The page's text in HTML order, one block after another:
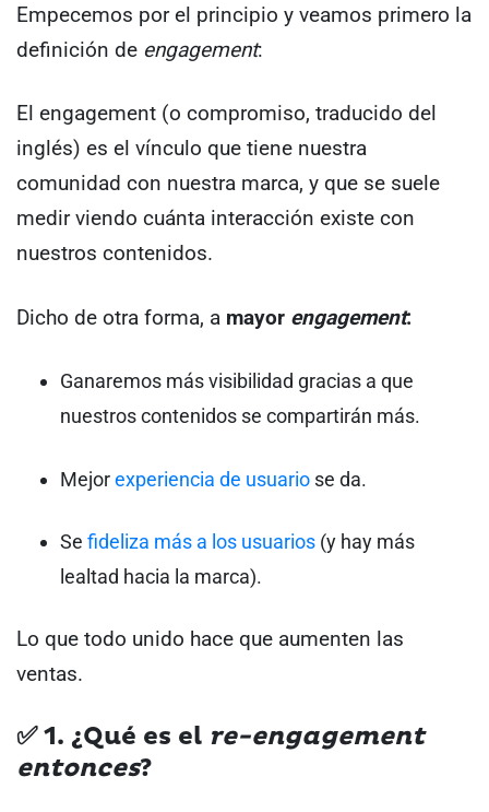
Empecemos por el principio y veamos primero la
definición de engagement:
El engagement (o compromiso, traducido del
inglés) es el vínculo que tiene nuestra
comunidad con nuestra marca, y que se suele
medir viendo cuánta interacción existe con
nuestros contenidos.
Dicho de otra forma, a mayor engagement:
Ganaremos más visibilidad gracias a que
nuestros contenidos se compartirán más.
Mejorexperiencia de usuario se da.
Se fideliza más a los usuarios (y hay más
lealtad hacia la marca).
Lo que todo unido hace que aumenten las
ventas.
✅1. ¿Qué es el re-engagement
entonces?